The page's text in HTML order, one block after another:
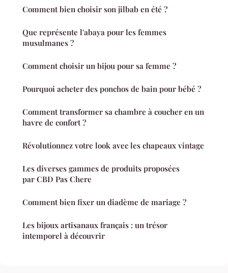
Comment bien choisir son jilbab en été ?
Que représente l'abaya pour les femmes
musulmanes ?
Comment choisir un bijou pour sa femme ?
Pourquoi acheter des ponchos de bain pour bébé ?
Comment transformer sa chambre à coucher en un
havre de confort ?
Révolutionnez votre look avec les chapeaux vintage
Les diverses gammes de produits proposées
par CBD Pas Chere
Comment bien fixer un diadème de mariage ?
Les bijoux artisanaux français : un trésor
intemporel à découvrir